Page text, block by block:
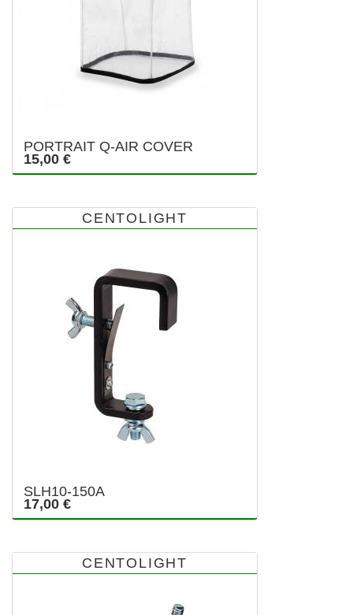
PORTRAIT Q-AIR COVER
15,00 €
CENTOLIGHT
SLH10-150A
17,00 €
CENTOLIGHT